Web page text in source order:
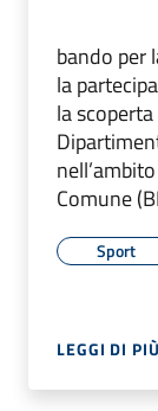
bando per
la
la
Comune
Sport
LEGGI DI PIÙ